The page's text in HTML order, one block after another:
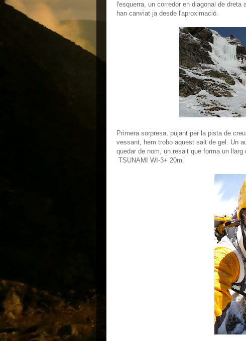
l'esquerra, un corredor en diagonal de
han canviat ja desde l'aproximació.
Primera sorpresa, pujant per la pista de
vessant, hem trobo aquest salt de gel. Un
quedar de nom, un resalt que forma un
TSUNAMI WI-3+ 20m.